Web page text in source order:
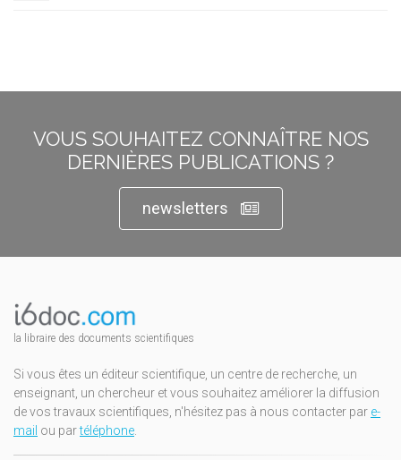
VOUS SOUHAITEZ CONNAÎTRE NOS
DERNIÈRES PUBLICATIONS ?
newsletters
la libraire des documents scientifiques
Si vous êtes un éditeur scientifique, un centre de recherche, un
enseignant, un chercheur et vous souhaitez améliorer la diffusion
de vos travaux scientifiques, n'hésitez pas à nous contacter par e-
mail ou partéléphone.